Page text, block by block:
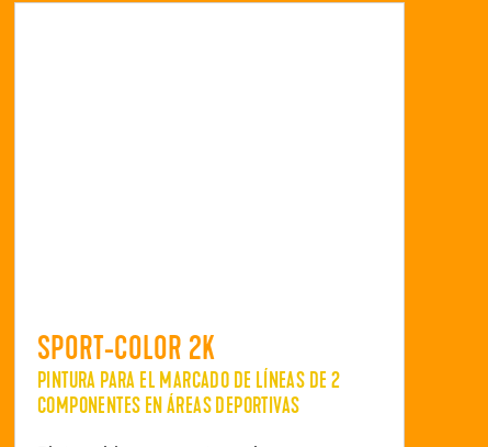
SPORT-COLOR 2K
PINTURA PARA EL MARCADO DE LÍNEAS DE 2
COMPONENTES EN ÁREAS DEPORTIVAS